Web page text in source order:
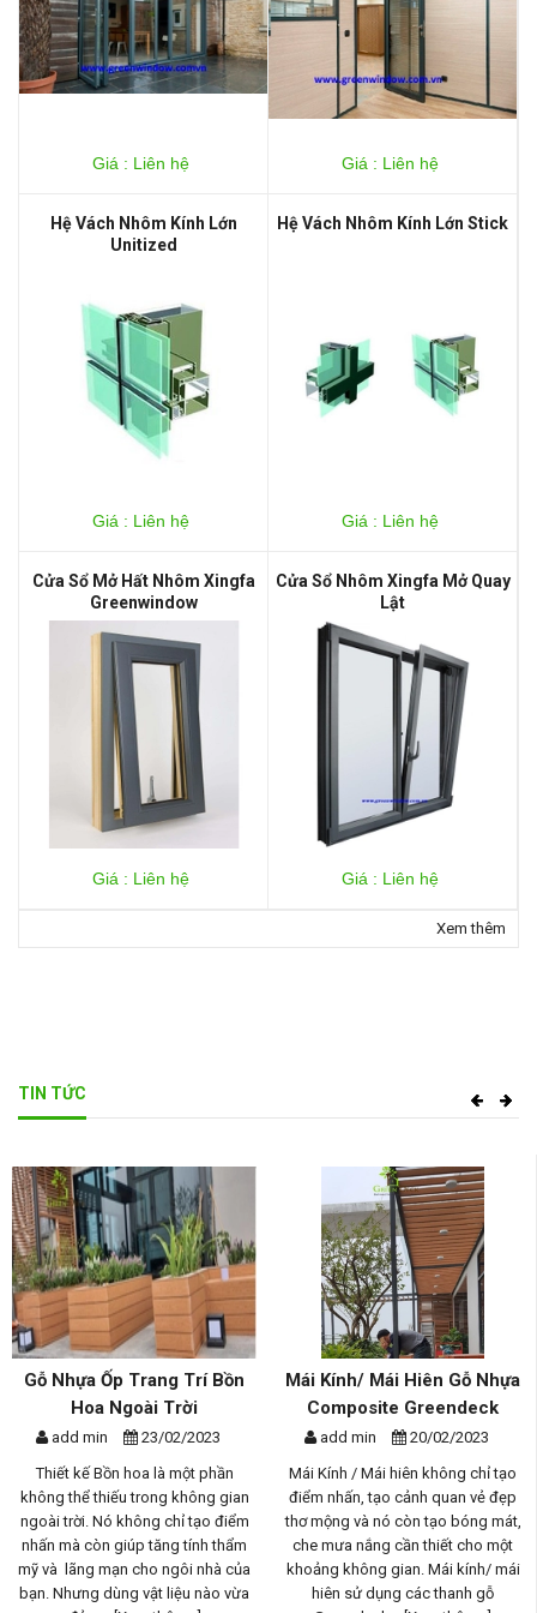
Giá : Liên hệ Giá : Liên hệ
Hệ Vách Nhôm Kính Lớn
Unitized
Giá : Liên hệ
Hệ Vách Nhôm Kính Lớn Stick
Giá : Liên hệ
Cửa Sổ Mở Hất Nhôm Xingfa
Greenwindow
Giá : Liên hệ
Cửa Sổ Nhôm Xingfa Mở Quay
Lật
Giá : Liên hệ
Xem thêm
TIN TỨC
Trí Bồn
02/2023
là một phần
không gian
chỉ tạo điểm
tính thẩm
ngôi nhà của
liệu nào vừa
Mái Kính/ Mái Hiên Gỗ Nhựa
Composite Greendeck
add min
20/02/2023
Mái Kính / Mái hiên không chỉ tạo
điểm nhấn, tạo cảnh quan vẻ đẹp
thơ mộng và nó còn tạo bóng mát,
che mưa nắng cần thiết cho một
khoảng không gian. Mái kính/ mái
hiên sử dụng các thanh gỗ
Giàn Hoa Gỗ
Trời
add min
Giàn hoa gỗ nhựa
phần quan
không gian
không chỉ tạo
lại vẻ đẹp tự nhiên